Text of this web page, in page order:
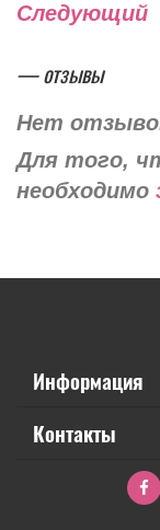
Следующий
— отзывы
Нет
Для того,
необходимо
Информация
Контакты